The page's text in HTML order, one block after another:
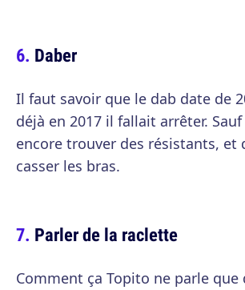
Daber
Il faut savoir que le dab date de
déjà en 2017 il fallait arrêter.
encore trouver des résistants, et
casser les bras.
Parler de la raclette
Comment ça Topito ne parle que